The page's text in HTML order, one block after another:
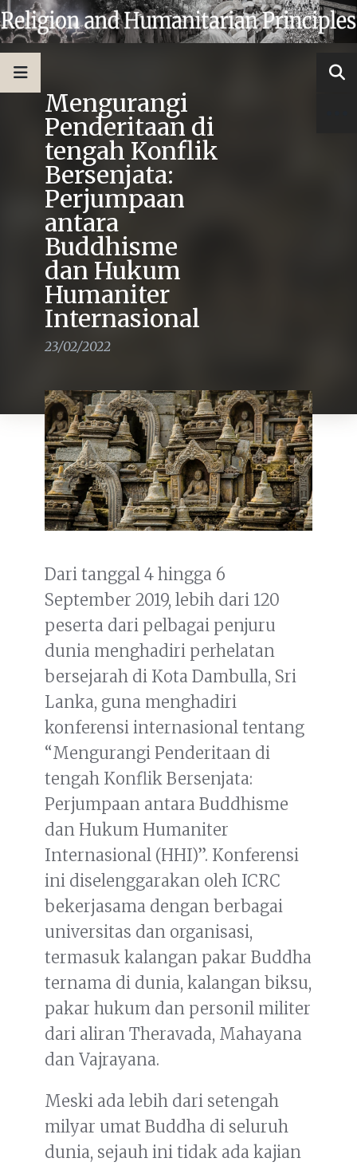
Mengurangi
Penderitaan di
tengah Konflik
Bersenjata:
Perjumpaan
antara
Buddhisme
dan Hukum
Humaniter
Internasional
23/02/2022
Dari tanggal 4 hingga 6
September 2019, lebih dari 120
peserta dari pelbagai penjuru
dunia menghadiri perhelatan
bersejarah di Kota Dambulla, Sri
Lanka, guna menghadiri
konferensi internasional tentang
“Mengurangi Penderitaan di
tengah Konflik Bersenjata:
Perjumpaan antara Buddhisme
dan Hukum Humaniter
Internasional (HHI)”. Konferensi
ini diselenggarakan oleh ICRC
bekerjasama dengan berbagai
universitas dan organisasi,
termasuk kalangan pakar Buddha
ternama di dunia, kalangan biksu,
pakar hukum dan personil militer
dari aliran Theravada, Mahayana
dan Vajrayana.
Meski ada lebih dari setengah
milyar umat Buddha di seluruh
dunia, sejauh ini tidak ada kajian